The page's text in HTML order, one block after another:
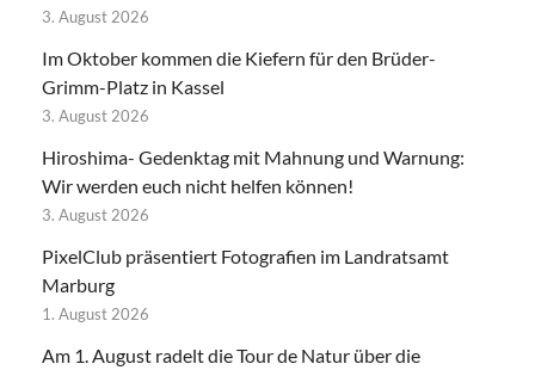
3. August 2026
Im Oktober kommen die Kiefern für den Brüder-
Grimm-Platz in Kassel
3. August 2026
Hiroshima- Gedenktag mit Mahnung und Warnung:
Wir werden euch nicht helfen können!
3. August 2026
PixelClub präsentiert Fotografien im Landratsamt
Marburg
1. August 2026
Am 1. August radelt die Tour de Natur über die